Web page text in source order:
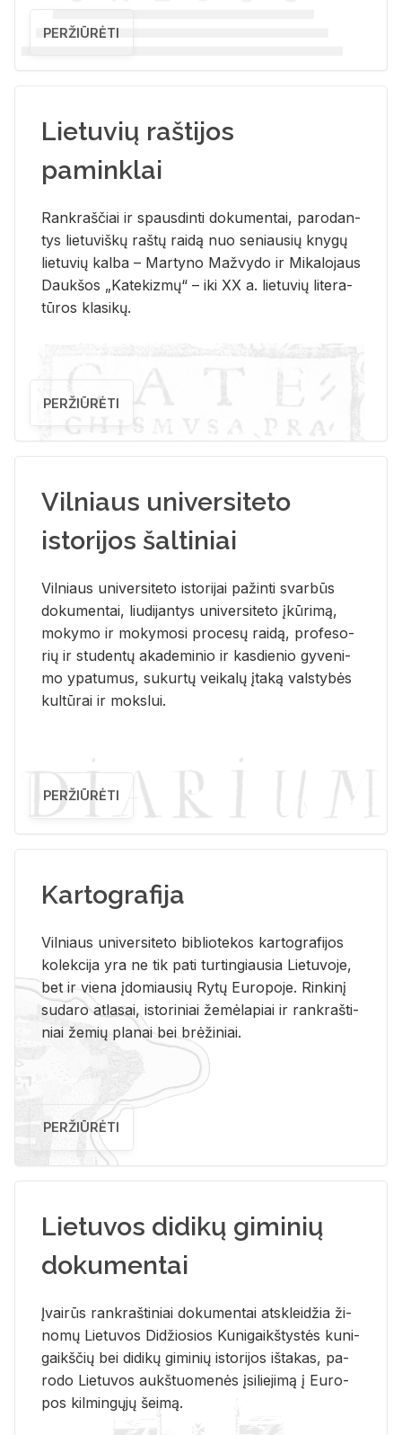
PERŽIŪRĖTI
Lietuvių raštijos
paminklai
Rank­raš­čiai ir spaus­din­ti do­ku­men­tai, pa­ro­dan­
tys lie­tu­viš­kų raš­tų rai­dą nuo se­niau­sių kny­gų
lie­tu­vių kal­ba – Mar­ty­no Ma­žvy­do ir Mi­ka­lo­jaus
Dauk­šos „Ka­te­kiz­mų“ – iki XX a. lie­tu­vių li­te­ra­
tū­ros kla­si­kų.
PERŽIŪRĖTI
Vilniaus universiteto
istorijos šaltiniai
Vil­niaus uni­ver­si­te­to is­to­ri­jai pa­žin­ti svar­būs
do­ku­men­tai, liu­di­jan­tys uni­ver­si­te­to įkū­ri­mą,
mo­ky­mo ir mo­ky­mo­si pro­ce­sų rai­dą, pro­fe­so­
rių ir stu­den­tų aka­de­mi­nio ir kas­die­nio gy­ve­ni­
mo ypa­tu­mus, su­kur­tų vei­ka­lų įta­ką vals­ty­bės
kul­tū­rai ir moks­lui.
PERŽIŪRĖTI
Kartografija
Vil­niaus uni­ver­si­te­to bi­b­lio­te­kos kar­to­gra­fi­jos
ko­lek­ci­ja yra ne tik pati tur­tin­giau­sia Lie­tu­vo­je,
bet ir vie­na įdo­miau­sių Rytų Eu­ro­po­je. Rin­ki­nį
su­da­ro at­la­sai, is­to­ri­niai že­mė­la­piai ir rank­raš­ti­
niai že­mių pla­nai bei brė­ži­niai.
PERŽIŪRĖTI
Lietuvos didikų giminių
dokumentai
Įvai­rūs rank­raš­ti­niai do­ku­men­tai at­sklei­džia ži­
no­mų Lie­tu­vos Di­džio­sios Ku­ni­gaikš­tys­tės ku­ni­
gaikš­čių bei di­di­kų gi­mi­nių is­to­ri­jos iš­ta­kas, pa­
ro­do Lie­tu­vos aukš­tuo­me­nės įsi­lie­ji­mą į Eu­ro­
pos kil­min­gų­jų šei­mą.